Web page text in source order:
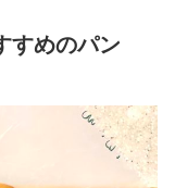
すめのパン